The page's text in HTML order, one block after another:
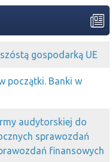
gospodarką UE
początki. Banki w
audytorskiej do
sprawozdań
finansowych